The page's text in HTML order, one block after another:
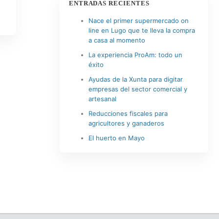
ENTRADAS RECIENTES
Nace el primer supermercado on
line en Lugo que te lleva la compra
a casa al momento
La experiencia ProAm: todo un
éxito
Ayudas de la Xunta para digitar
empresas del sector comercial y
artesanal
Reducciones fiscales para
agricultores y ganaderos
El huerto en Mayo